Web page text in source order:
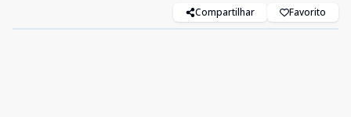
Compartilhar Favorito